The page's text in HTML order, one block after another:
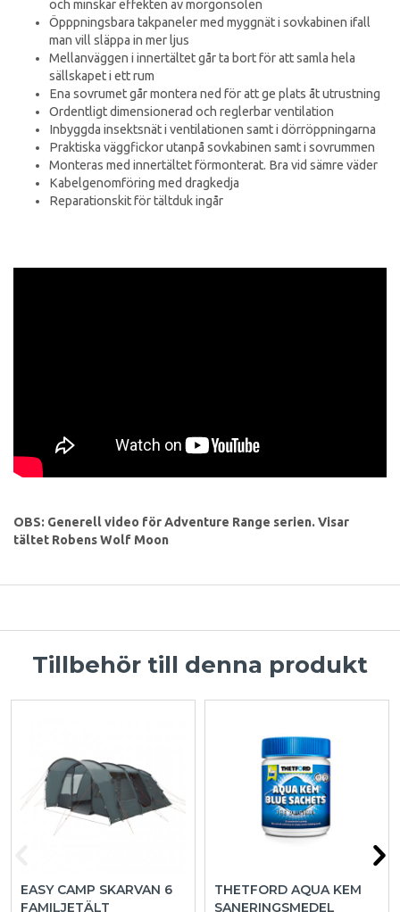
och minskar effekten av morgonsolen
Öpppningsbara takpaneler med myggnät i sovkabinen ifall
man vill släppa in mer ljus
Mellanväggen i innertältet går ta bort för att samla hela
sällskapet i ett rum
Ena sovrumet går montera ned för att ge plats åt utrustning
Ordentligt dimensionerad och reglerbar ventilation
Inbyggda insektsnät i ventilationen samt i dörröppningarna
Praktiska väggfickor utanpå sovkabinen samt i sovrummen
Monteras med innertältet förmonterat. Bra vid sämre väder
Kabelgenomföring med dragkedja
Reparationskit för tältduk ingår
OBS: Generell video för Adventure Range serien. Visar
tältet Robens Wolf Moon
Tillbehör till denna produkt
EASY CAMP SKARVAN 6
FAMILJETÄLT
THETFORD AQUA KEM
SANERINGSMEDEL